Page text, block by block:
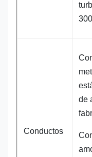
Conductos
de